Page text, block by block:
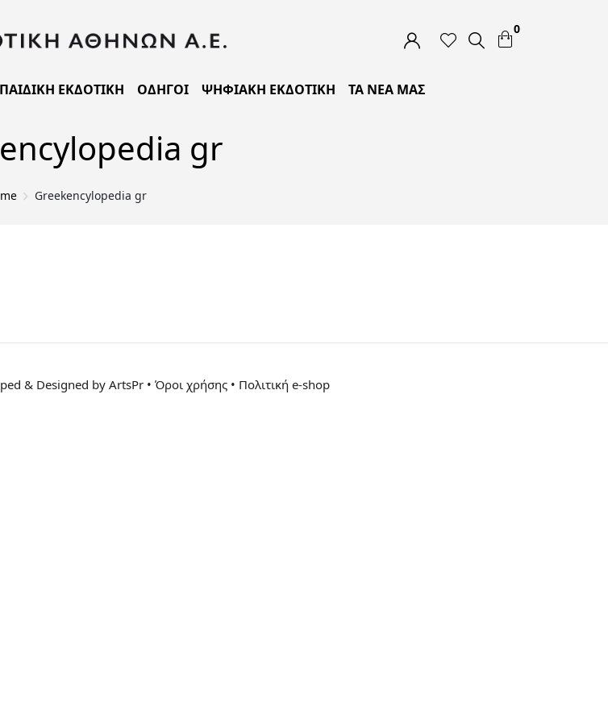
0
ΠΑΙΔΙΚΗ ΕΚΔΟΤΙΚΗ ΟΔΗΓΟΙ ΨΗΦΙΑΚΗ ΕΚΔΟΤΙΚΗ
ΤΑ ΝΕΑ ΜΑΣ
gr
Greekencylopedia gr
& Designed by ArtsPr • Όροι χρήσης • Πολιτική e-shop